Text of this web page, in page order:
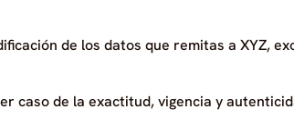
de los datos que remitas a XYZ,
caso de la exactitud, vigencia y